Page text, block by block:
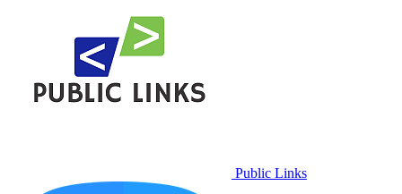
Public Links